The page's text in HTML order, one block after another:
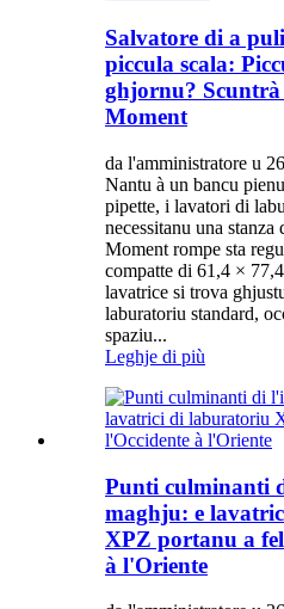
Salvatore di a
piccula scala:
ghjornu? Scuntrà
Moment
da l'amministratore u
Nantu à un bancu
pipette, i lavatori di
necessitanu una
Moment rompe sta
compatte di 61,4 ×
lavatrice si trova
laburatoriu standard,
spaziu...
Leghje di più
Punti culminanti
maghju: e
XPZ portanu a
à l'Oriente